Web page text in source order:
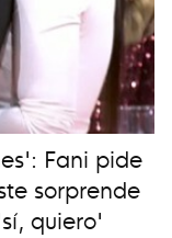
Fani pide
sorprende
quiero'